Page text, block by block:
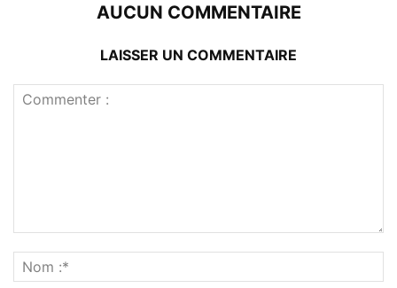
AUCUN COMMENTAIRE
LAISSER UN COMMENTAIRE